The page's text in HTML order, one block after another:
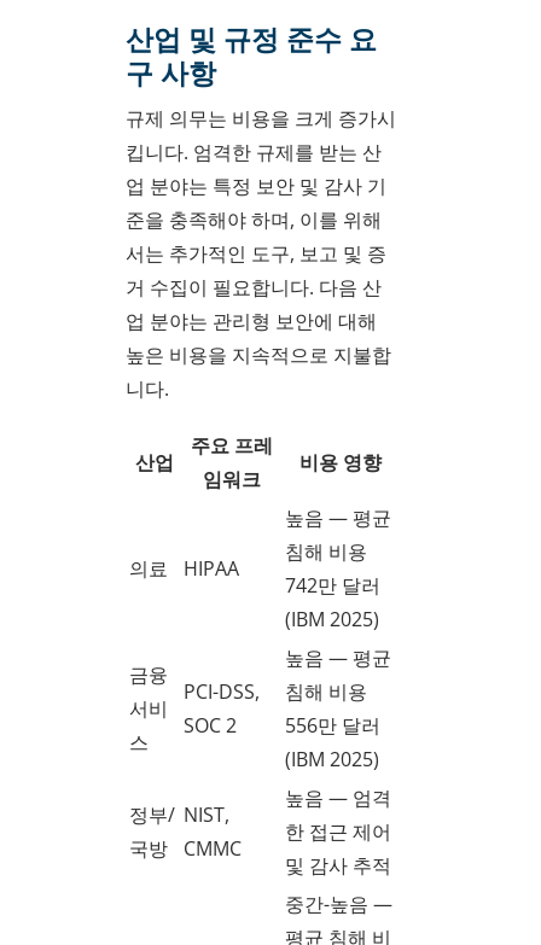
산업 및 규정 준수 요
구 사항
규제 의무는 비용을 크게 증가시
킵니다. 엄격한 규제를 받는 산
업 분야는 특정 보안 및 감사 기
준을 충족해야 하며, 이를 위해
서는 추가적인 도구, 보고 및 증
거 수집이 필요합니다. 다음 산
업 분야는 관리형 보안에 대해
높은 비용을 지속적으로 지불합
니다.
산업
주요 프레
임워크
비용 영향
의료 HIPAA
높음 — 평균
침해 비용
742만 달러
(IBM 2025)
금융
서비
스
PCI-DSS,
SOC 2
높음 — 평균
침해 비용
556만 달러
(IBM 2025)
정부/
국방
NIST,
CMMC
높음 — 엄격
한 접근 제어
및 감사 추적
중간-높음 —
평균 침해 비